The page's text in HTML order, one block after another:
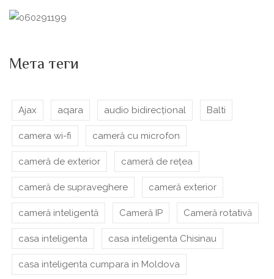
Мета теги
Ajax aqara audio bidirecțional Balti
camera wi-fi cameră cu microfon
cameră de exterior cameră de rețea
cameră de supraveghere cameră exterior
cameră inteligentă Cameră IP Cameră rotativă
casa inteligenta casa inteligenta Chisinau
casa inteligenta cumpara in Moldova